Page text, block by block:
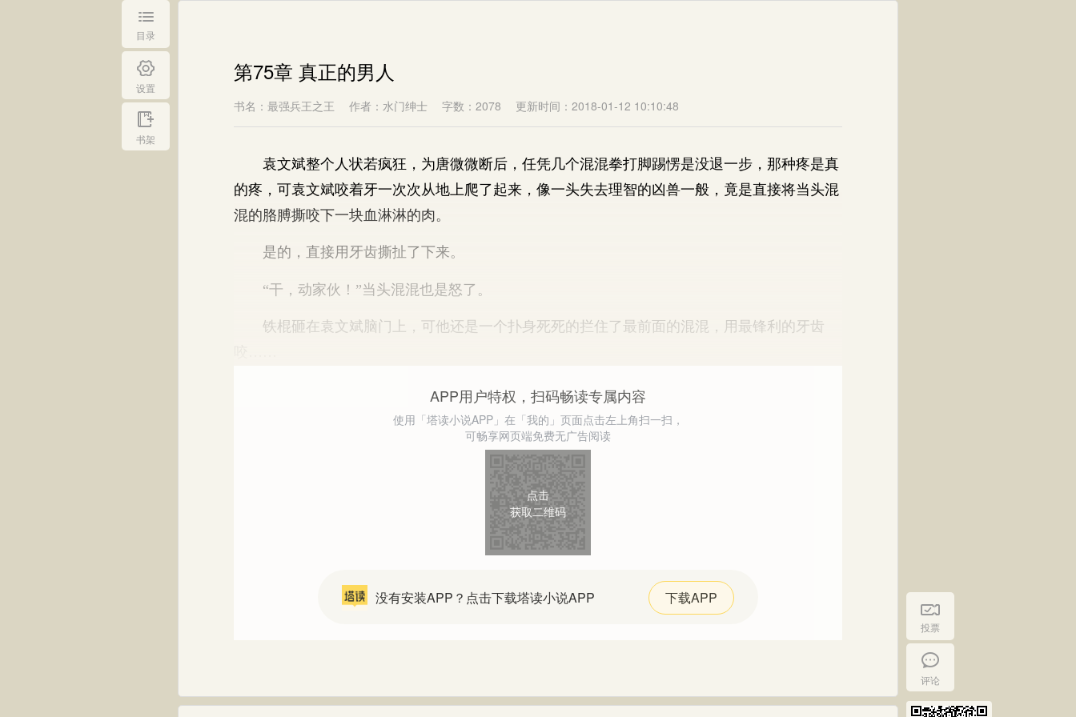
目录
设置
书架
投票
评论
第75章 真正的男人
书名：最强兵王之王 作者：水门绅士 字数：2078 更新时间：2018-01-12 10:10:48
袁文斌整个人状若疯狂，为唐微微断后，任凭几个混混拳打脚踢愣是没退一步，那种疼是真
的疼，可袁文斌咬着牙一次次从地上爬了起来，像一头失去理智的凶兽一般，竟是直接将当头混
混的胳膊撕咬下一块血淋淋的肉。
是的，直接用牙齿撕扯了下来。
“干，动家伙！”当头混混也是怒了。
铁棍砸在袁文斌脑门上，可他还是一个扑身死死的拦住了最前面的混混，用最锋利的牙齿
APP用户特权，扫码畅读专属内容
使用「塔读小说APP」在「我的」页面点击左上角扫一扫，
可畅享网页端免费无广告阅读
点击
获取二维码
没有安装APP？点击下载塔读小说APP 下载APP